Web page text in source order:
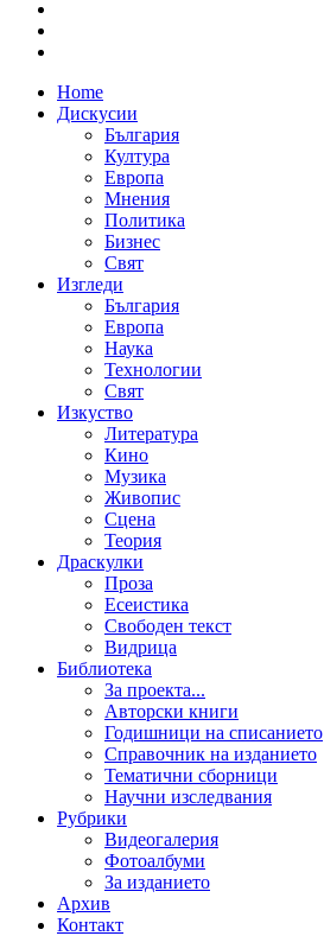
Home
Дискусии
България
Култура
Европа
Мнения
Политика
Бизнес
Свят
Изгледи
България
Европа
Наука
Технологии
Свят
Изкуство
Литература
Кино
Музика
Живопис
Сцена
Теория
Драскулки
Проза
Есеистика
Свободен текст
Видрица
Библиотека
За проекта...
Авторски книги
Годишници на списанието
Справочник на изданието
Тематични сборници
Научни изследвания
Рубрики
Видеогалерия
Фотоалбуми
За изданието
Архив
Контакт